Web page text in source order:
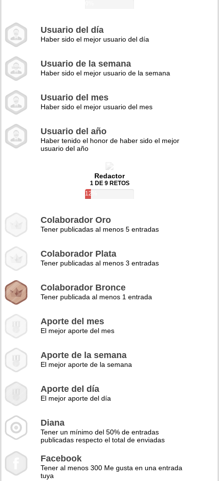
Usuario del día
Haber sido el mejor usuario del día
Usuario de la semana
Haber sido el mejor usuario de la semana
Usuario del mes
Haber sido el mejor usuario del mes
Usuario del año
Haber tenido el honor de haber sido el mejor
usuario del año
Redactor
1 DE 9 RETOS
12%
Colaborador Oro
Tener publicadas al menos 5 entradas
Colaborador Plata
Tener publicadas al menos 3 entradas
Colaborador Bronce
Tener publicada al menos 1 entrada
Aporte del mes
El mejor aporte del mes
Aporte de la semana
El mejor aporte de la semana
Aporte del día
El mejor aporte del día
Diana
Tener un mínimo del 50% de entradas
publicadas respecto el total de enviadas
Facebook
Tener al menos 300 Me gusta en una entrada
tuya